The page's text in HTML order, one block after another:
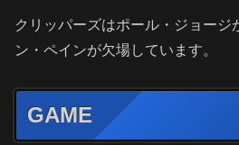
クリッパーズはポール・ジョージ
ン・ペインが欠場しています。
GAME